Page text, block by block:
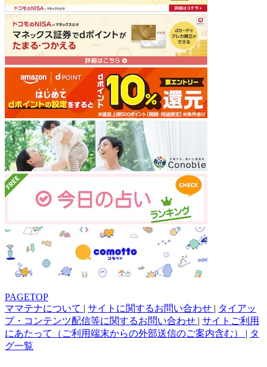
PAGETOP
ママテナについて | サイトに関するお問い合わせ | タイアッ
プ・コンテンツ配信等に関するお問い合わせ | サイトご利用
にあたって（ご利用端末からの外部送信のご案内含む） | タ
グ一覧